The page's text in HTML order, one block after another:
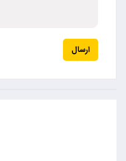
ارسال